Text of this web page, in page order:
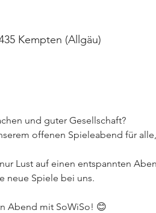
Kempten (Allgäu)
und guter Gesellschaft?
offenen Spieleabend für
Lust auf einen entspannten
neue Spiele bei uns.
Abend mit SoWiSo! 😊